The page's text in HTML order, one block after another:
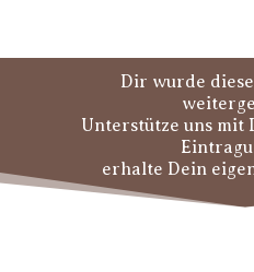
Dir wurde
Unterstütze uns mit
erhalte Dein